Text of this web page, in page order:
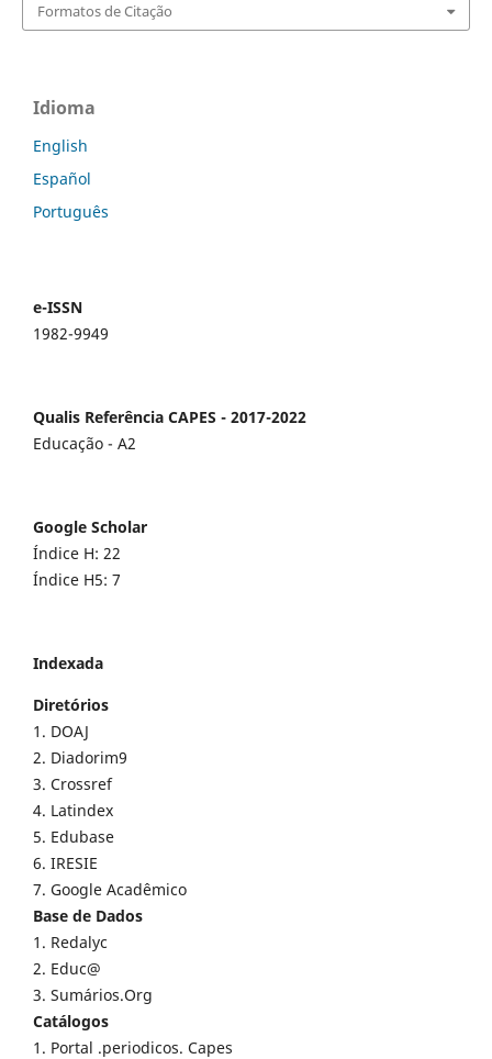
Formatos de Citação
Idioma
English
Español
Português
e-ISSN
1982-9949
Qualis Referência CAPES - 2017-2022
Educação - A2
Google Scholar
Índice H: 22
Índice H5: 7
Indexada
Diretórios
1. DOAJ
2. Diadorim9
3. Crossref
4. Latindex
5. Edubase
6. IRESIE
7. Google Acadêmico
Base de Dados
1. Redalyc
2. Educ@
3. Sumários.Org
Catálogos
1. Portal .periodicos. Capes